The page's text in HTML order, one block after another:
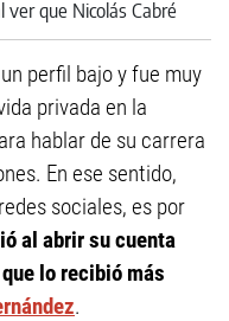
perfil bajo y fue muy
privada en la
hablar de su carrera
En ese sentido,
sociales, es por
al abrir su cuenta
lo recibió más
.